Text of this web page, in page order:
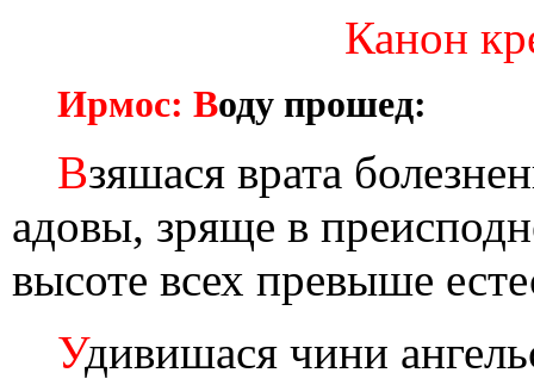
Канон
Ирмос: Воду прошед:
Взяшася врата
адовы, зряще в
высоте всех превыше
Удивишася чини